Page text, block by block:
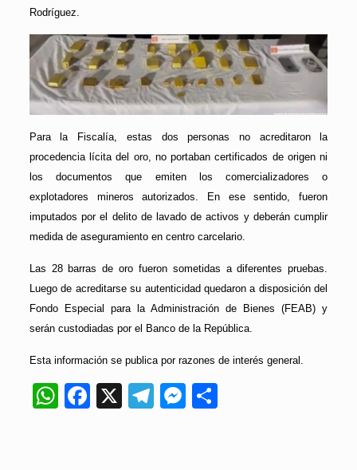
Rodríguez.
Para la Fiscalía, estas dos personas no acreditaron la
procedencia lícita del oro, no portaban certificados de origen ni
los documentos que emiten los comercializadores o
explotadores mineros autorizados. En ese sentido, fueron
imputados por el delito de lavado de activos y deberán cumplir
medida de aseguramiento en centro carcelario.
Las 28 barras de oro fueron sometidas a diferentes pruebas.
Luego de acreditarse su autenticidad quedaron a disposición del
Fondo Especial para la Administración de Bienes (FEAB) y
serán custodiadas por el Banco de la República.
Esta información se publica por razones de interés general.
WhatsApp
Facebook
X Telegram
Messenger
Compartir